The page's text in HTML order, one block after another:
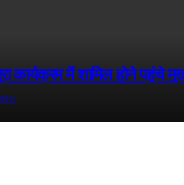
में शामिल होने पहुंचे